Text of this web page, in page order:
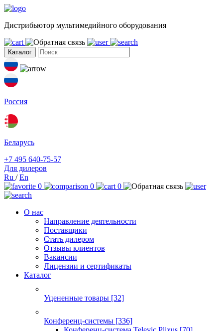
Дистрибьютор мультимедийного оборудования
Каталог
Россия
Беларусь
+7 495 640-75-57
Для дилеров
Ru /En
0
0 0
О нас
Направление деятельности
Поставщики
Стать дилером
Отзывы клиентов
Вакансии
Лицензии и сертификаты
Каталог
Уцененные товары [32]
Конференц-системы [336]